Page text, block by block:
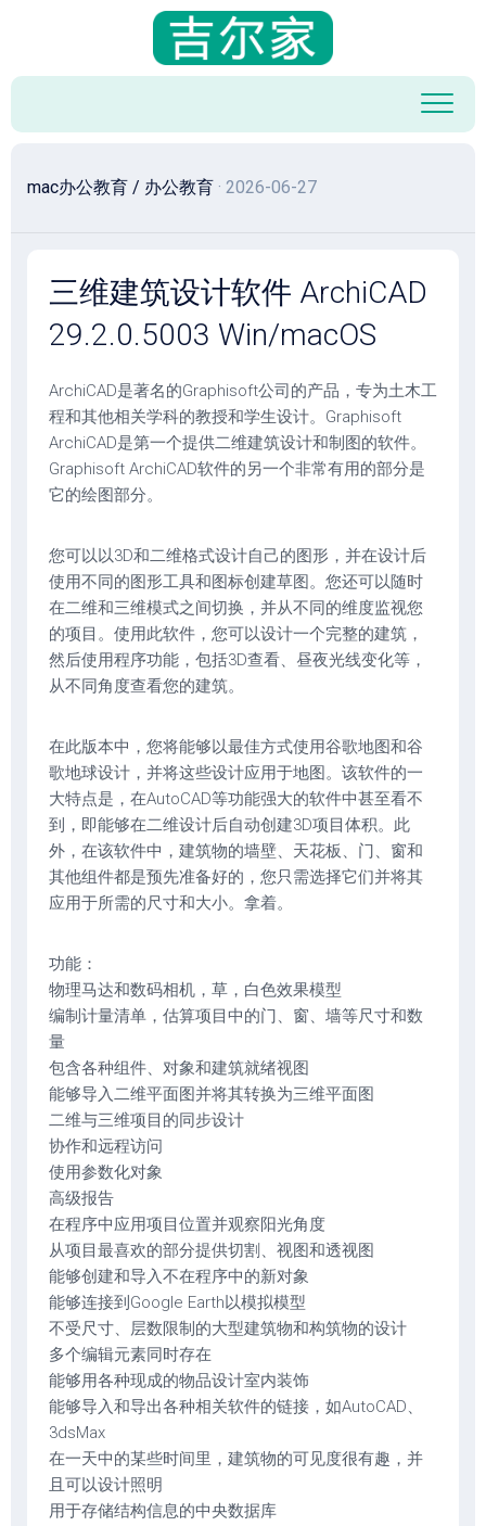
容
mac办公教育 / 办公教育 · 2026-06-27
三维建筑设计软件 ArchiCAD
29.2.0.5003 Win/macOS
ArchiCAD是著名的Graphisoft公司的产品，专为土木工
程和其他相关学科的教授和学生设计。Graphisoft
ArchiCAD是第一个提供二维建筑设计和制图的软件。
Graphisoft ArchiCAD软件的另一个非常有用的部分是
它的绘图部分。
您可以以3D和二维格式设计自己的图形，并在设计后
使用不同的图形工具和图标创建草图。您还可以随时
在二维和三维模式之间切换，并从不同的维度监视您
的项目。使用此软件，您可以设计一个完整的建筑，
然后使用程序功能，包括3D查看、昼夜光线变化等，
从不同角度查看您的建筑。
在此版本中，您将能够以最佳方式使用谷歌地图和谷
歌地球设计，并将这些设计应用于地图。该软件的一
大特点是，在AutoCAD等功能强大的软件中甚至看不
到，即能够在二维设计后自动创建3D项目体积。此
外，在该软件中，建筑物的墙壁、天花板、门、窗和
其他组件都是预先准备好的，您只需选择它们并将其
应用于所需的尺寸和大小。拿着。
功能：
物理马达和数码相机，草，白色效果模型
编制计量清单，估算项目中的门、窗、墙等尺寸和数
量
包含各种组件、对象和建筑就绪视图
能够导入二维平面图并将其转换为三维平面图
二维与三维项目的同步设计
协作和远程访问
使用参数化对象
高级报告
在程序中应用项目位置并观察阳光角度
从项目最喜欢的部分提供切割、视图和透视图
能够创建和导入不在程序中的新对象
能够连接到Google Earth以模拟模型
不受尺寸、层数限制的大型建筑物和构筑物的设计
多个编辑元素同时存在
能够用各种现成的物品设计室内装饰
能够导入和导出各种相关软件的链接，如AutoCAD、
3dsMax
在一天中的某些时间里，建筑物的可见度很有趣，并
且可以设计照明
用于存储结构信息的中央数据库